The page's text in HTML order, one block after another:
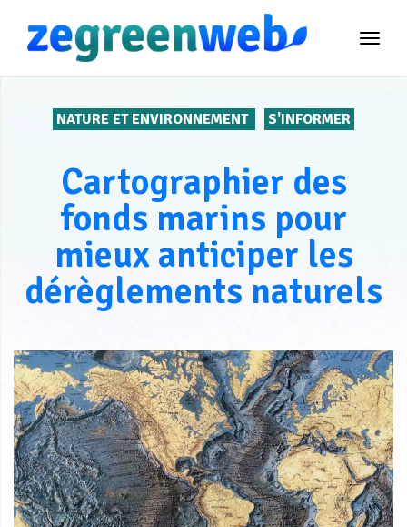
NATURE ET ENVIRONNEMENT S'INFORMER
Cartographier des
fonds marins pour
mieux anticiper les
dérèglements naturels